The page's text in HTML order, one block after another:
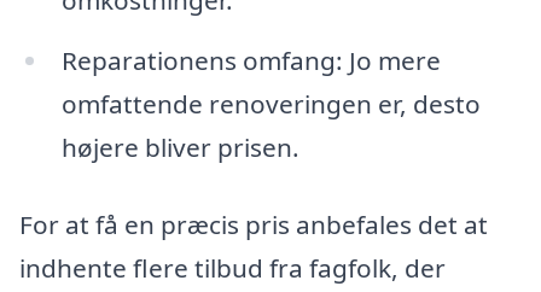
Reparationens omfang: Jo mere
omfattende renoveringen er, desto
højere bliver prisen.
For at få en præcis pris anbefales det at
indhente flere tilbud fra fagfolk, der